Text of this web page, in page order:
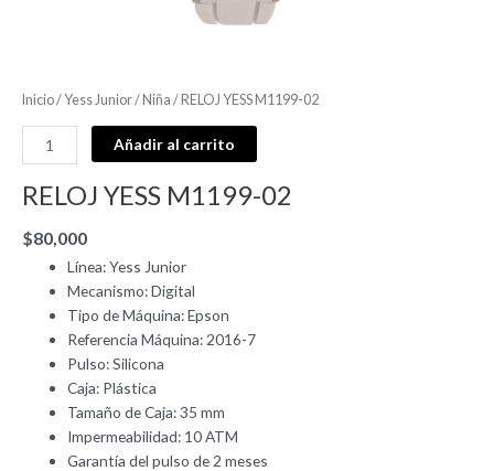
Inicio/Yess Junior/Niña / RELOJ YESS M1199-02
Añadir al carrito
RELOJ YESS M1199-02
$80,000
Línea: Yess Junior
Mecanismo: Digital
Tipo de Máquina: Epson
Referencia Máquina: 2016-7
Pulso: Silicona
Caja: Plástica
Tamaño de Caja: 35 mm
Impermeabilidad: 10 ATM
Garantía del pulso de 2 meses